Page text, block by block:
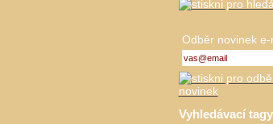
Odběr novinek e-
Vyhledávací tagy